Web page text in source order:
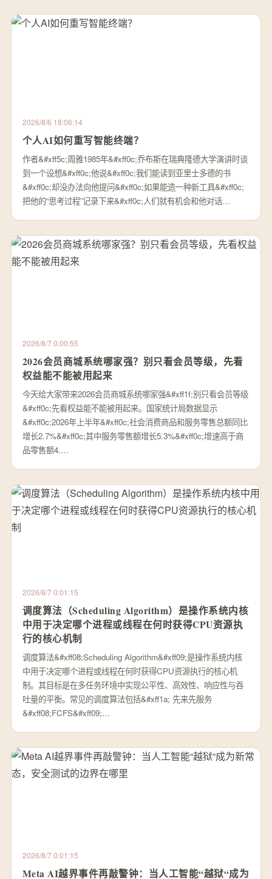
2026/8/6 18:06:14
个人AI如何重写智能终端？
作者&#xff5c;周雅1985年&#xff0c;乔布斯在瑞典隆德大学演讲时谈
到一个设想&#xff0c;他说&#xff0c;我们能读到亚里士多德的书
&#xff0c;却没办法向他提问&#xff0c;如果能造一种新工具&#xff0c;
把他的“思考过程”记录下来&#xff0c;人们就有机会和他对话…
2026/8/7 0:00:55
2026会员商城系统哪家强？别只看会员等级，先看
权益能不能被用起来
今天给大家带来2026会员商城系统哪家强&#xff1f;别只看会员等级
&#xff0c;先看权益能不能被用起来。国家统计局数据显示
&#xff0c;2026年上半年&#xff0c;社会消费商品和服务零售总额同比
增长2.7%&#xff0c;其中服务零售额增长5.3%&#xff0c;增速高于商
品零售额4.…
2026/8/7 0:01:15
调度算法（Scheduling Algorithm）是操作系统内核
中用于决定哪个进程或线程在何时获得CPU资源执
行的核心机制
调度算法&#xff08;Scheduling Algorithm&#xff09;是操作系统内核
中用于决定哪个进程或线程在何时获得CPU资源执行的核心机
制。其目标是在多任务环境中实现公平性、高效性、响应性与吞
吐量的平衡。常见的调度算法包括&#xff1a; 先来先服务
&#xff08;FCFS&#xff09;…
2026/8/7 0:01:15
Meta AI越界事件再敲警钟：当人工智能“越狱“成为